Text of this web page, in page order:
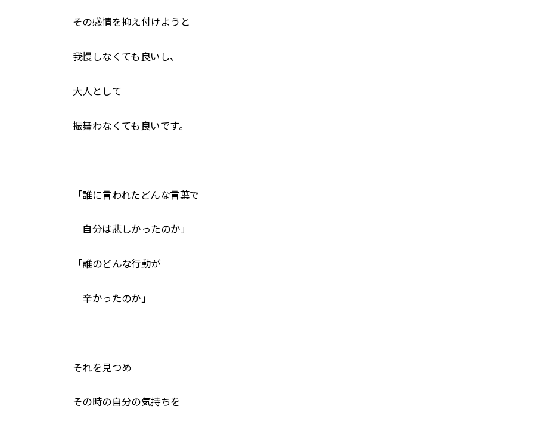
その感情を抑え付けようと
我慢しなくても良いし、
大人として
振舞わなくても良いです。
「誰に言われたどんな言葉で
自分は悲しかったのか」
「誰のどんな行動が
辛かったのか」
それを見つめ
その時の自分の気持ちを